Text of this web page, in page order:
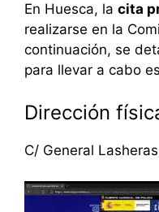
En Huesca, la cita
realizarse en la
continuación, se
para llevar a cabo
Dirección
C/ General